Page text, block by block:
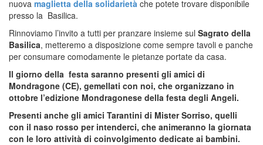
nuova maglietta della solidarietà che potete trovare disponibile
presso la Basilica.
Rinnoviamo l’invito a tutti per pranzare insieme sul Sagrato della
Basilica, metteremo a disposizione come sempre tavoli e panche
per consumare comodamente le pietanze portate da casa.
Il giorno della festa saranno presenti gli amici di
Mondragone (CE), gemellati con noi, che organizzano in
ottobre l’edizione Mondragonese della festa degli Angeli.
Presenti anche gli amici Tarantini di Mister Sorriso, quelli
con il naso rosso per intenderci, che animeranno la giornata
con le loro attività di coinvolgimento dedicate ai bambini.